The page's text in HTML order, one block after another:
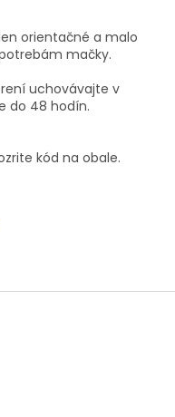
orientačné a malo
mačky.
uchovávajte v
do 48 hodín.
kód na obale.